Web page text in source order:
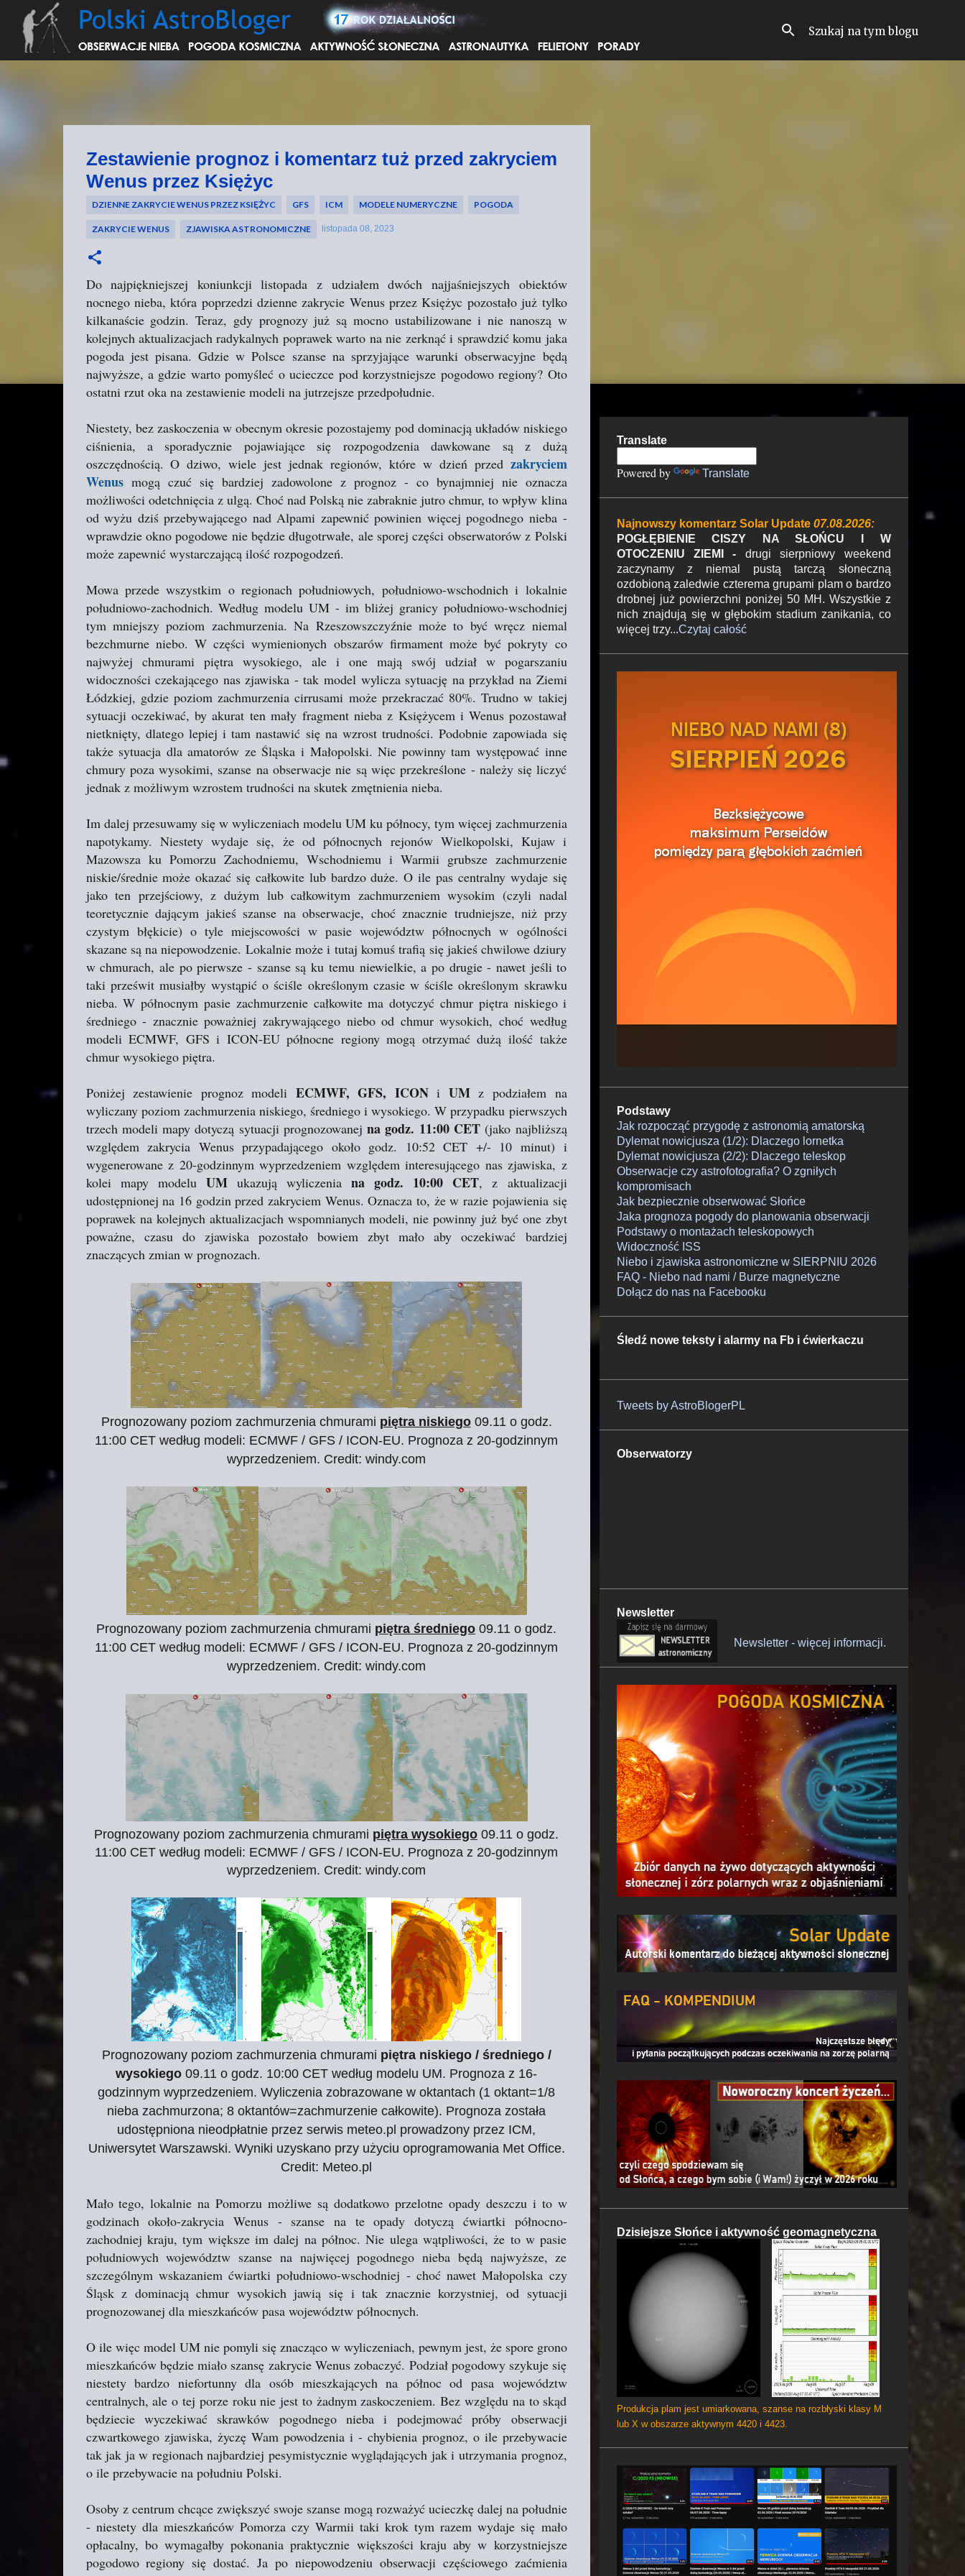
Przejdź do głównej zawartości
Zestawienie prognoz i komentarz tuż przed zakryciem
Wenus przez Księżyc
DZIENNE ZAKRYCIE WENUS PRZEZ KSIĘŻYC GFS ICM MODELE NUMERYCZNE POGODA
ZAKRYCIE WENUS ZJAWISKA ASTRONOMICZNE listopada 08, 2023
Do najpiękniejszej koniunkcji listopada z udziałem dwóch najjaśniejszych obiektów
nocnego nieba, która poprzedzi dzienne zakrycie Wenus przez Księżyc pozostało już tylko
kilkanaście godzin. Teraz, gdy prognozy już są mocno ustabilizowane i nie nanoszą w
kolejnych aktualizacjach radykalnych poprawek warto na nie zerknąć i sprawdzić komu jaka
pogoda jest pisana. Gdzie w Polsce szanse na sprzyjające warunki obserwacyjne będą
najwyższe, a gdzie warto pomyśleć o ucieczce pod korzystniejsze pogodowo regiony? Oto
ostatni rzut oka na zestawienie modeli na jutrzejsze przedpołudnie.
Niestety, bez zaskoczenia w obecnym okresie pozostajemy pod dominacją układów niskiego
ciśnienia, a sporadycznie pojawiające się rozpogodzenia dawkowane są z dużą
oszczędnością. O dziwo, wiele jest jednak regionów, które w dzień przed zakryciem
Wenusmogą czuć się bardziej zadowolone z prognoz - co bynajmniej nie oznacza
możliwości odetchnięcia z ulgą. Choć nad Polską nie zabraknie jutro chmur, to wpływ klina
od wyżu dziś przebywającego nad Alpami zapewnić powinien więcej pogodnego nieba -
wprawdzie okno pogodowe nie będzie długotrwałe, ale sporej części obserwatorów z Polski
może zapewnić wystarczającą ilość rozpogodzeń.
Mowa przede wszystkim o regionach południowych, południowo-wschodnich i lokalnie
południowo-zachodnich. Według modelu UM - im bliżej granicy południowo-wschodniej
tym mniejszy poziom zachmurzenia. Na Rzeszowszczyźnie może to być wręcz niemal
bezchmurne niebo. W części wymienionych obszarów firmament może być pokryty co
najwyżej chmurami piętra wysokiego, ale i one mają swój udział w pogarszaniu
widoczności czekającego nas zjawiska - tak model wylicza sytuację na przykład na Ziemi
Łódzkiej, gdzie poziom zachmurzenia cirrusami może przekraczać 80%. Trudno w takiej
sytuacji oczekiwać, by akurat ten mały fragment nieba z Księżycem i Wenus pozostawał
nietknięty, dlatego lepiej i tam nastawić się na wzrost trudności. Podobnie zapowiada się
także sytuacja dla amatorów ze Śląska i Małopolski. Nie powinny tam występować inne
chmury poza wysokimi, szanse na obserwacje nie są więc przekreślone - należy się liczyć
jednak z możliwym wzrostem trudności na skutek zmętnienia nieba.
Im dalej przesuwamy się w wyliczeniach modelu UM ku północy, tym więcej zachmurzenia
napotykamy. Niestety wydaje się, że od północnych rejonów Wielkopolski, Kujaw i
Mazowsza ku Pomorzu Zachodniemu, Wschodniemu i Warmii grubsze zachmurzenie
niskie/średnie może okazać się całkowite lub bardzo duże. O ile pas centralny wydaje się
jako ten przejściowy, z dużym lub całkowitym zachmurzeniem wysokim (czyli nadal
teoretycznie dającym jakieś szanse na obserwacje, choć znacznie trudniejsze, niż przy
czystym błękicie) o tyle miejscowości w pasie województw północnych w ogólności
skazane są na niepowodzenie. Lokalnie może i tutaj komuś trafią się jakieś chwilowe dziury
w chmurach, ale po pierwsze - szanse są ku temu niewielkie, a po drugie - nawet jeśli to
taki prześwit musiałby wystąpić o ściśle określonym czasie w ściśle określonym skrawku
nieba. W północnym pasie zachmurzenie całkowite ma dotyczyć chmur piętra niskiego i
średniego - znacznie poważniej zakrywającego niebo od chmur wysokich, choć według
modeli ECMWF, GFS i ICON-EU północne regiony mogą otrzymać dużą ilość także
chmur wysokiego piętra.
Poniżej zestawienie prognoz modeli ECMWF, GFS, ICONi UMz podziałem na
wyliczany poziom zachmurzenia niskiego, średniego i wysokiego. W przypadku pierwszych
trzech modeli mapy dotyczą sytuacji prognozowanejna godz. 11:00 CET(jako najbliższą
względem zakrycia Wenus przypadającego około godz. 10:52 CET +/- 10 minut) i
wygenerowane z 20-godzinnym wyprzedzeniem względem interesującego nas zjawiska, z
kolei mapy modelu UMukazują wyliczeniana godz. 10:00 CET, z aktualizacji
udostępnionej na 16 godzin przed zakryciem Wenus. Oznacza to, że w razie pojawienia się
poprawek na kolejnych aktualizacjach wspomnianych modeli, nie powinny już być one zbyt
poważne, czasu do zjawiska pozostało bowiem zbyt mało aby oczekiwać bardziej
znaczących zmian w prognozach.
Prognozowany poziom zachmurzenia chmurami piętra niskiego09.11 o godz.
11:00 CET według modeli: ECMWF / GFS / ICON-EU. Prognoza z 20-godzinnym
wyprzedzeniem. Credit: windy.com
Prognozowany poziom zachmurzenia chmurami piętra średniego 09.11 o godz.
11:00 CET według modeli: ECMWF / GFS / ICON-EU. Prognoza z 20-godzinnym
wyprzedzeniem. Credit: windy.com
Prognozowany poziom zachmurzenia chmurami piętra wysokiego 09.11 o godz.
11:00 CET według modeli: ECMWF / GFS / ICON-EU. Prognoza z 20-godzinnym
wyprzedzeniem. Credit: windy.com
Prognozowany poziom zachmurzenia chmurami piętra niskiego / średniego /
wysokiego 09.11 o godz. 10:00 CET według modelu UM. Prognoza z 16-
godzinnym wyprzedzeniem. Wyliczenia zobrazowane w oktantach (1 oktant=1/8
nieba zachmurzona; 8 oktantów=zachmurzenie całkowite). Prognoza została
udostępniona nieodpłatnie przez serwis meteo.pl prowadzony przez ICM,
Uniwersytet Warszawski. Wyniki uzyskano przy użyciu oprogramowania Met Office.
Credit: Meteo.pl
Mało tego, lokalnie na Pomorzu możliwe są dodatkowo przelotne opady deszczu i to w
godzinach około-zakrycia Wenus - szanse na te opady dotyczą ćwiartki północno-
zachodniej kraju, tym większe im dalej na północ. Nie ulega wątpliwości, że to w pasie
południowych województw szanse na najwięcej pogodnego nieba będą najwyższe, ze
szczególnym wskazaniem ćwiartki południowo-wschodniej - choć nawet Małopolska czy
Śląsk z dominacją chmur wysokich jawią się i tak znacznie korzystniej, od sytuacji
prognozowanej dla mieszkańców pasa województw północnych.
O ile więc model UM nie pomyli się znacząco w wyliczeniach, pewnym jest, że spore grono
mieszkańców będzie miało szansę zakrycie Wenus zobaczyć. Podział pogodowy szykuje się
niestety bardzo niefortunny dla osób mieszkających na północ od pasa województw
centralnych, ale o tej porze roku nie jest to żadnym zaskoczeniem. Bez względu na to skąd
będziecie wyczekiwać skrawków pogodnego nieba i podejmować próby obserwacji
czwartkowego zjawiska, życzę Wam powodzenia i - chybienia prognoz, o ile przebywacie
tak jak ja w regionach najbardziej pesymistycznie wyglądających jak i utrzymania prognoz,
o ile przebywacie na południu Polski.
Osoby z centrum chcące zwiększyć swoje szanse mogą rozważyć ucieczkę dalej na południe
- niestety dla mieszkańców Pomorza czy Warmii taki krok tym razem wydaje się mało
opłacalny, bo wymagałby pokonania praktycznie większości kraju aby w korzystniejsze
pogodowo regiony się dostać. Ja po niepowodzeniu obserwacji częściowego zaćmienia
Translate
Powered by Translate
Najnowszy komentarz Solar Update07.08.2026:
POGŁĘBIENIE CISZY NA SŁOŃCU I W
OTOCZENIU ZIEMI - drugi sierpniowy weekend
zaczynamy z niemal pustą tarczą słoneczną
ozdobioną zaledwie czterema grupami plam o bardzo
drobnej już powierzchni poniżej 50 MH. Wszystkie z
nich znajdują się w głębokim stadium zanikania, co
więcej trzy...Czytaj całość
Podstawy
Jak rozpocząć przygodę z astronomią amatorską
Dylemat nowicjusza (1/2): Dlaczego lornetka
Dylemat nowicjusza (2/2): Dlaczego teleskop
Obserwacje czy astrofotografia? O zgniłych
kompromisach
Jak bezpiecznie obserwować Słońce
Jaka prognoza pogody do planowania obserwacji
Podstawy o montażach teleskopowych
Widoczność ISS
Niebo i zjawiska astronomiczne w SIERPNIU 2026
FAQ - Niebo nad nami / Burze magnetyczne
Dołącz do nas na Facebooku
Śledź nowe teksty i alarmy na Fb i ćwierkaczu
Tweets by AstroBlogerPL
Obserwatorzy
Newsletter
Newsletter - więcej informacji.
Dzisiejsze Słońce i aktywność geomagnetyczna
Produkcja plam jest umiarkowana, szanse na rozbłyski klasy M
lub X w obszarze aktywnym 4420 i 4423.